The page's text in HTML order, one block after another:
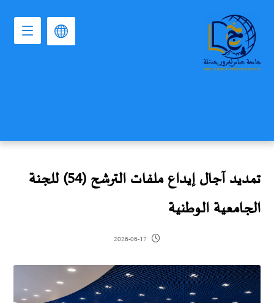
تمديد آجال إيداع ملفات الترشح (54) للجنة
الجامعية الوطنية
2026-06-17